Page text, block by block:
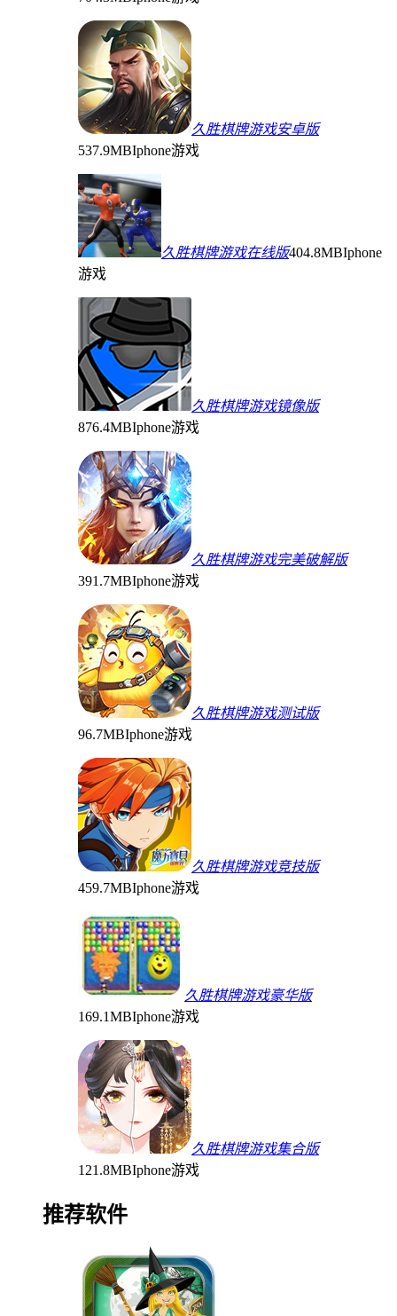
久胜棋牌游戏安卓版
537.9MBIphone游戏
久胜棋牌游戏在线版404.8MBIphone
游戏
久胜棋牌游戏镜像版
876.4MBIphone游戏
久胜棋牌游戏完美破解版
391.7MBIphone游戏
久胜棋牌游戏测试版
96.7MBIphone游戏
久胜棋牌游戏竞技版
459.7MBIphone游戏
久胜棋牌游戏豪华版
169.1MBIphone游戏
久胜棋牌游戏集合版
121.8MBIphone游戏
推荐软件